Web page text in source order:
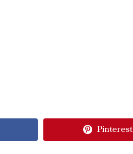
Pinterest